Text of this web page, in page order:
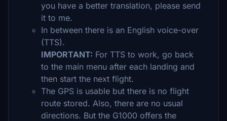
you have a better translation, please send
it to me.
In between there is an English voice-over
(TTS).
IMPORTANT: For TTS to work, go back
to the main menu after each landing and
then start the next flight.
The GPS is usable but there is no flight
route stored. Also, there are no usual
directions. But the G1000 offers the